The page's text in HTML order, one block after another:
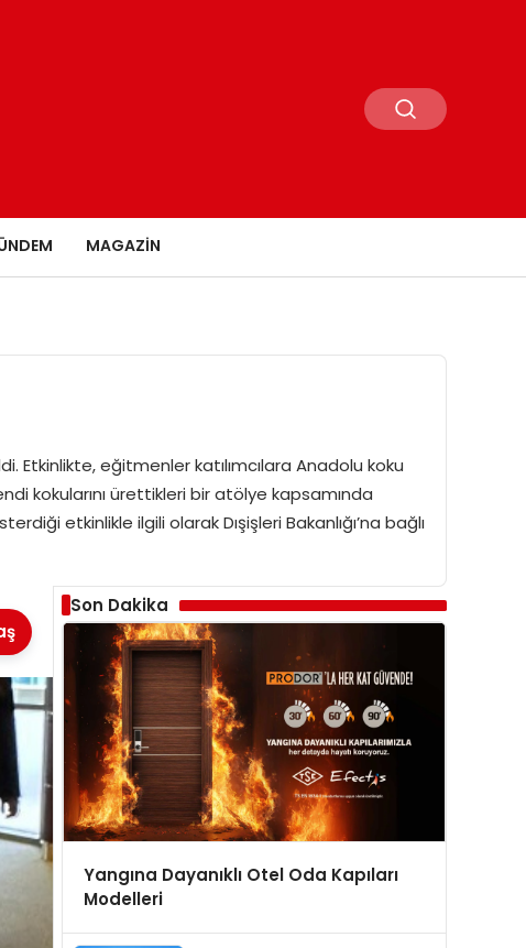
MAGAZIN
Etkinlikte, eğitmenler katılımcılara Anadolu koku
kokularını ürettikleri bir atölye kapsamında
etkinlikle ilgili olarak Dışişleri Bakanlığı’na bağlı
Son Dakika
Yangına Dayanıklı Otel Oda Kapıları
Modelleri